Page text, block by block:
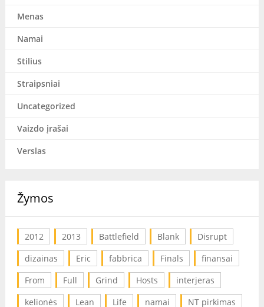
Menas
Namai
Stilius
Straipsniai
Uncategorized
Vaizdo įrašai
Verslas
Žymos
2012 2013 Battlefield Blank
Disrupt
dizainas
Eric fabbrica Finals
finansai
From
Full Grind Hosts
interjeras
kelionės
Lean Life namai NT pirkimas